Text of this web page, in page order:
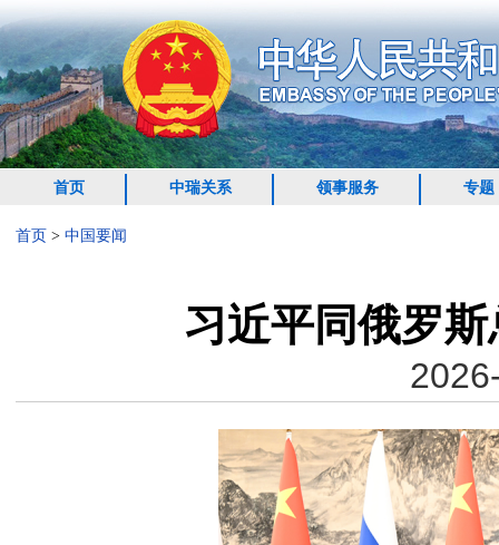
首页 中瑞关系 领事服务 专题
首页 > 中国要闻
习近平同俄罗